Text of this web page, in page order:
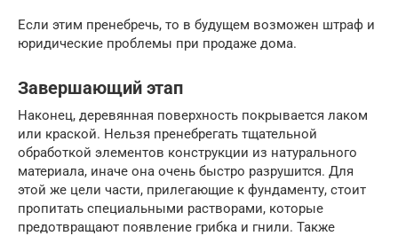
Если этим пренебречь, то в будущем возможен штраф и
юридические проблемы при продаже дома.
Завершающий этап
Наконец, деревянная поверхность покрывается лаком
или краской. Нельзя пренебрегать тщательной
обработкой элементов конструкции из натурального
материала, иначе она очень быстро разрушится. Для
этой же цели части, прилегающие к фундаменту, стоит
пропитать специальными растворами, которые
предотвращают появление грибка и гнили. Также